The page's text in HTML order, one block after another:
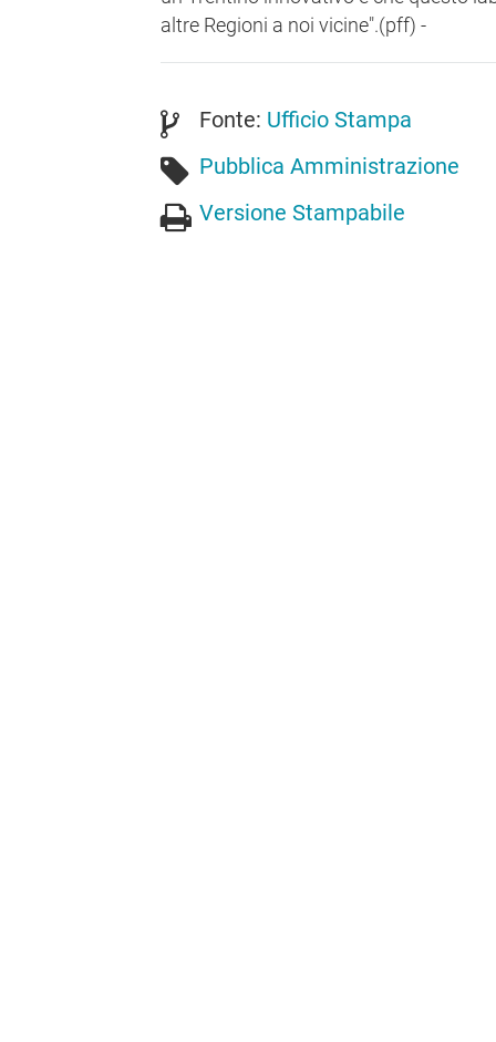
altre Regioni a noi vicine".(pff) -
Fonte: Ufficio Stampa
Pubblica Amministrazione
Versione Stampabile